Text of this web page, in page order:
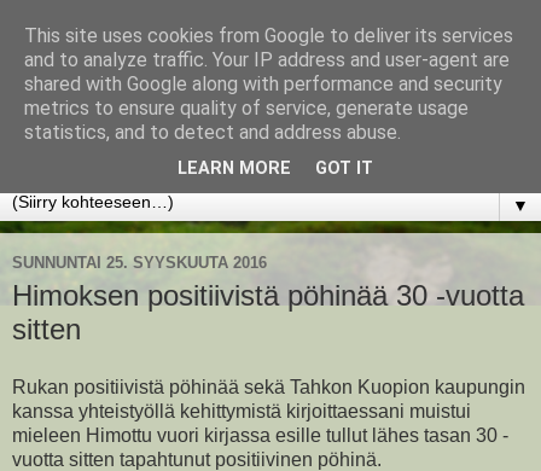
www.jyrkikokko.fi
Uusi Suunta - Jokainen hetki tarjoaa tilaisuuden muuttaa
▼
SUNNUNTAI 25. SYYSKUUTA 2016
Himoksen positiivistä pöhinää 30 -vuotta
sitten
Rukan positiivistä pöhinää sekä Tahkon Kuopion kaupungin
kanssa yhteistyöllä kehittymistä kirjoittaessani muistui
mieleen Himottu vuori kirjassa esille tullut lähes tasan 30 -
vuotta sitten tapahtunut positiivinen pöhinä.
This site uses cookies from Google to deliver its services
and to analyze traffic. Your IP address and user-agent are
shared with Google along with performance and security
metrics to ensure quality of service, generate usage
statistics, and to detect and address abuse.
LEARN MORE GOT IT